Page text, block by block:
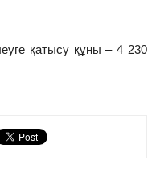
қатысу құны – 4 230